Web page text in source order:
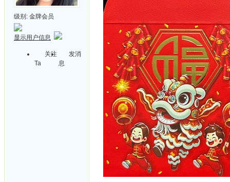
级别: 金牌会员
显示用户信息
关注
Ta
发消
息